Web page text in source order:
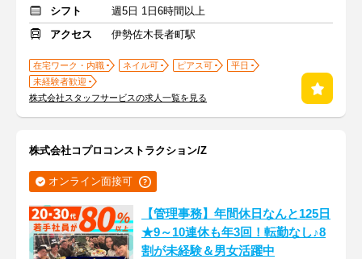
シフト
週5日 1日6時間以上
アクセス
伊勢佐木長者町駅
在宅ワーク・内職 ネイル可 ピアス可
平日
未経験者歓迎
株式会社スタッフサービスの求人一覧を見る
株式会社コプロコンストラクション/Z
オンライン面接可
【管理事務】年間休日なんと125日
★9～10連休も年3回！転勤なし♪8
割が未経験＆男女活躍中